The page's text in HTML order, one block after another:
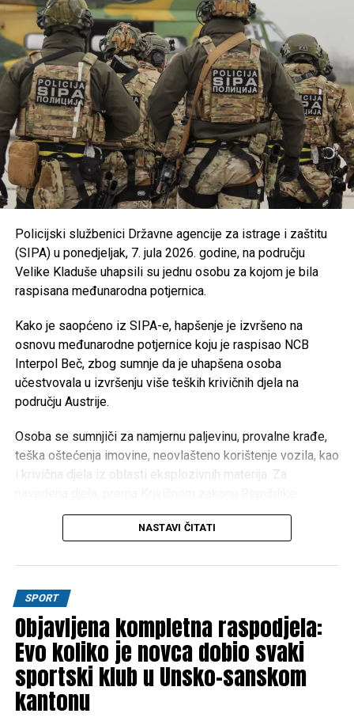
manifestacije gradova i općina u USK kroz program
podrške razvoju turističke ponude.
Usvojena je nova odluka kojom se uređuju uslovi i
kriteriji za ostvarivanje prava na prednost pri
zapošljavanju i zadržavanju na poslu pripadnika
branilačkih kategorija.
Podržan je projekat Osnovne škole “Jezerski” iz
Bosanske Krupe, koji se realizuje u saradnji s
UNDP-om u okviru aktivnosti zelene tranzicije u
Bosni i Hercegovini.
Bihaćko muftijstvo i Ilmijju u ukupnom iznosu od
147.000 KM.
Iz Vlade USK poručuju da će i u narednom periodu
obrazovanja, podršku boračkoj populaciji, razvoj
turizma i poboljšanje kvaliteta života građana
Unsko-sanskog kantona.
Share
Share
Tweet Share
Policijski službenici Državne agencije za istrage i zaštitu
(SIPA) u ponedjeljak, 7. jula 2026. godine, na području
Velike Kladuše uhapsili su jednu osobu za kojom je bila
raspisana međunarodna potjernica.
Kako je saopćeno iz SIPA-e, hapšenje je izvršeno na
osnovu međunarodne potjernice koju je raspisao NCB
Interpol Beč, zbog sumnje da je uhapšena osoba
učestvovala u izvršenju više teških krivičnih djela na
području Austrije.
Osoba se sumnjiči za namjernu paljevinu, provalne krađe,
teška oštećenja imovine, neovlašteno korištenje vozila, kao
i krivična djela iz oblasti eksplozivnih materija. Za
Austrije, predviđena je maksimalna kazna zatvora do 15
Na osnovu operativnih saznanja, osumnjičenog su locirali
slobode.
Nakon završene kriminalističke obrade, uhapšena osoba
predata je u nadležnost Suda Bosne i Hercegovine radi
daljnjeg postupanja.
U realizaciji ove akcije ostvarena je saradnja između SIPA-
NASTAVI ČITATI
SPORT
Objavljena kompletna raspodjela:
Evo koliko je novca dobio svaki
sportski klub u Unsko-sanskom
kantonu